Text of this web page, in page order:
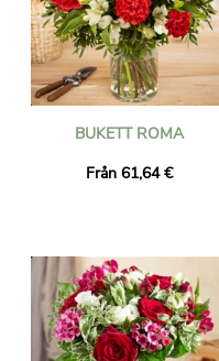
BUKETT ROMA
Från 61,64 €